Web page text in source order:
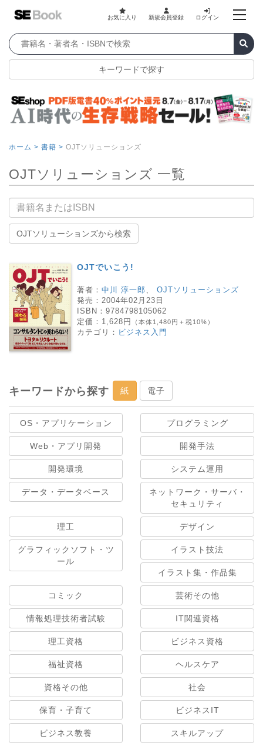
お気に入り 新規会員登録 ログイン
キーワードで探す
ホーム > 書籍 > OJTソリューションズ
OJTソリューションズ 一覧
書籍名
OJTソリューションズから検索
OJTでいこう!
著者： 中川 淳一郎
OJTソリューションズ
発売： 2004年02月23日
ISBN： 9784798105062
定価： 1,628円 （本体1,480円＋税10%）
カテゴリ： ビジネス入門
キーワードから探す 紙 電子
OS・アプリケーション プログラミング
Web・アプリ開発 開発手法
開発環境 システム運用
データ・データベース
ネットワーク・サーバ・
セキュリティ
理工 デザイン
グラフィックソフト・ツ
ール
イラスト技法
イラスト集・作品集
コミック 芸術その他
情報処理技術者試験 IT関連資格
理工資格 ビジネス資格
福祉資格 ヘルスケア
資格その他 社会
保育・子育て ビジネスIT
ビジネス教養 スキルアップ